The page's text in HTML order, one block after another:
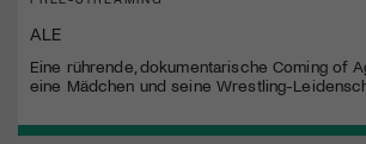
ALE
Eine rührende, dokumentarische Coming of
eine Mädchen und seine Wrestling-